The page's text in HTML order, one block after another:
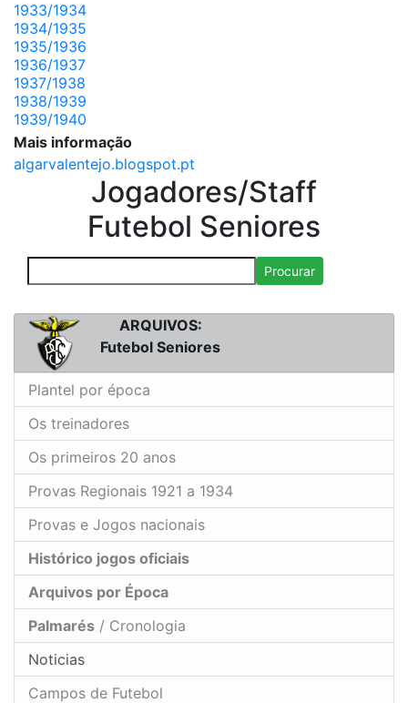
1933/1934
1934/1935
1935/1936
1936/1937
1937/1938
1938/1939
1939/1940
Mais informação
algarvalentejo.blogspot.pt
Jogadores/Staff
Futebol Seniores
Procurar
ARQUIVOS:
Futebol Seniores
Plantel por época
Os treinadores
Os primeiros 20 anos
Provas Regionais 1921 a 1934
Provas e Jogos nacionais
Histórico jogos oficiais
Arquivos por Época
Palmarés / Cronologia
Noticias
Campos de Futebol